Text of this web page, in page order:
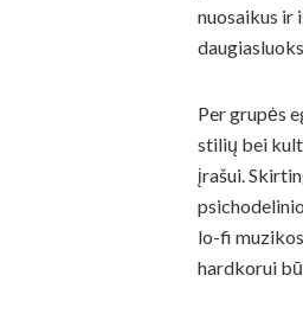
nuosaikus ir
Per grupės
stilių bei
įrašui.
lo-fi
hardkorui